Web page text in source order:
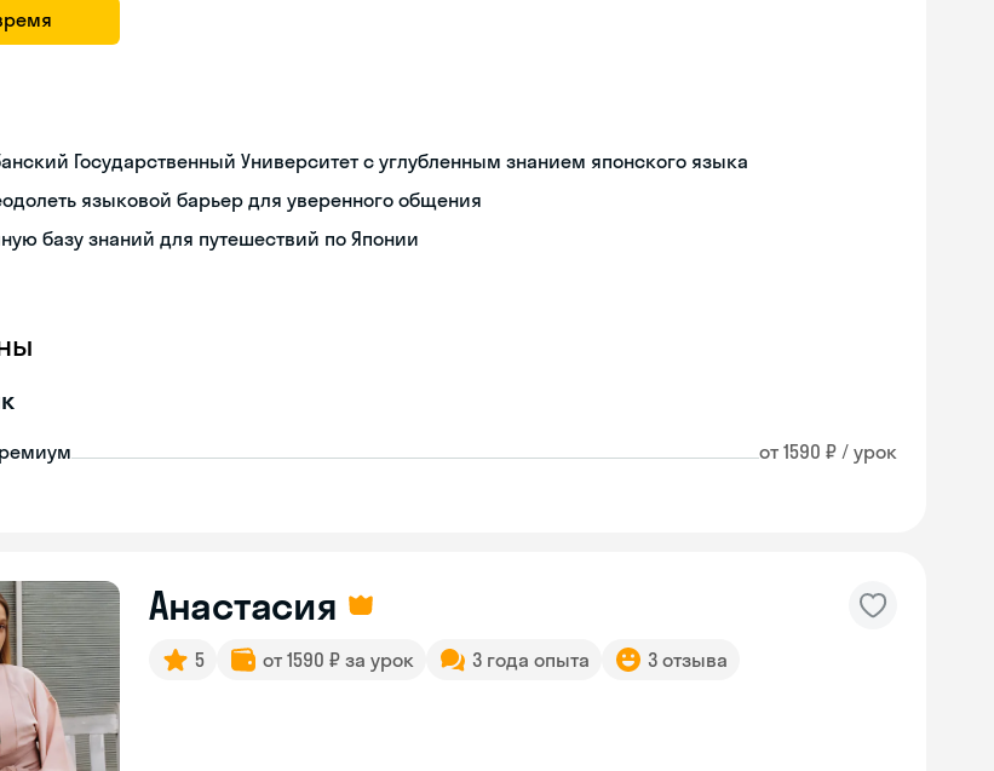
Государственный Университет с углубленным знанием японского языка
языковой барьер для уверенного общения
базу знаний для путешествий по Японии
от 1590 ₽ / урок
Анастасия
5 от 1590 ₽ за урок 3 года опыта 3 отзыва